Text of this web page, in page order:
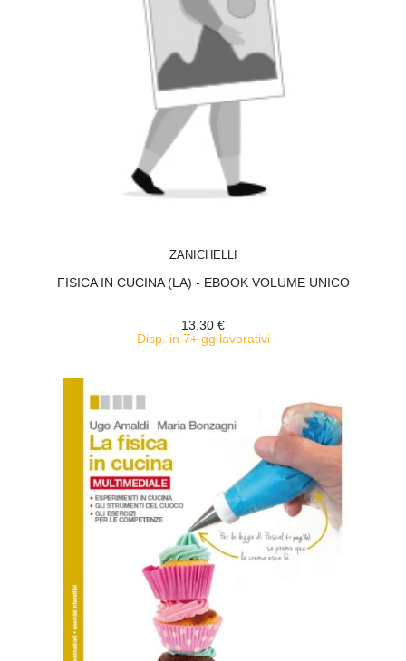
ZANICHELLI
FISICA IN CUCINA (LA) - EBOOK VOLUME UNICO
13,30 €
Disp. in 7+ gg lavorativi